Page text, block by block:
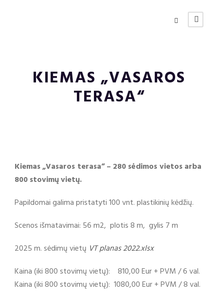
KIEMAS „VASAROS
TERASA“
Kiemas „Vasaros terasa“ – 280 sėdimos vietos arba
800 stovimų vietų.
Papildomai galima pristatyti 100 vnt. plastikinių kėdžių.
Scenos išmatavimai: 56 m2, plotis 8 m, gylis 7 m
2025 m. sėdimų vietų VT planas 2022.xlsx
Kaina (iki 800 stovimų vietų): 810,00 Eur + PVM / 6 val.
Kaina (iki 800 stovimų vietų): 1080,00 Eur + PVM / 8 val.